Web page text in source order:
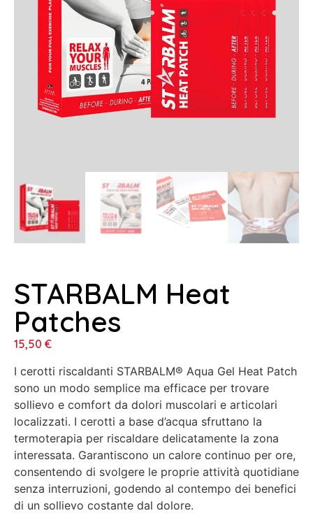
STARBALM Heat
Patches
15,50 €
I cerotti riscaldanti STARBALM® Aqua Gel Heat Patch
sono un modo semplice ma efficace per trovare
sollievo e comfort da dolori muscolari e articolari
localizzati. I cerotti a base d’acqua sfruttano la
termoterapia per riscaldare delicatamente la zona
interessata. Garantiscono un calore continuo per ore,
consentendo di svolgere le proprie attività quotidiane
senza interruzioni, godendo al contempo dei benefici
di un sollievo costante dal dolore.